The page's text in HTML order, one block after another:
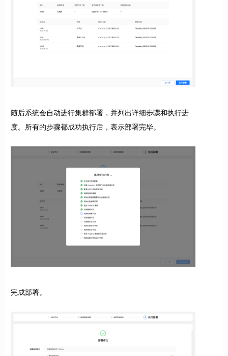
随后系统会自动进行集群部署，并列出详细步骤和执行进
度。所有的步骤都成功执行后，表示部署完毕。
完成部署。